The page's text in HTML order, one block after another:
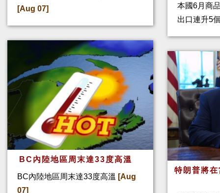
[Aug 07]
BC內陸地區周末達33度高溫
BC內陸地區周末達33度高溫 [Aug
07]
本國6月商
出口連升5
特朗普將